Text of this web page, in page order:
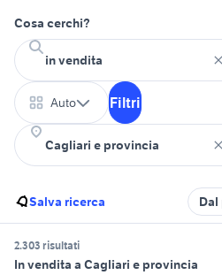
Cosa cerchi?
Auto Filtri
Salva ricerca
2.303 risultati
In vendita a Cagliari e provincia